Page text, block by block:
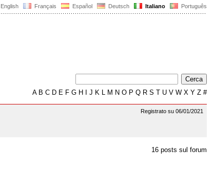
English Français Español Deutsch Italiano Português
AB C D E F G H J K L M N O P Q R S T U V W X Y Z #
Registrato su 06/01/2021
16 posts sul forum